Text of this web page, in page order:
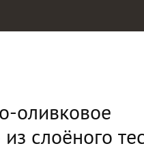
оливковое
слоёного